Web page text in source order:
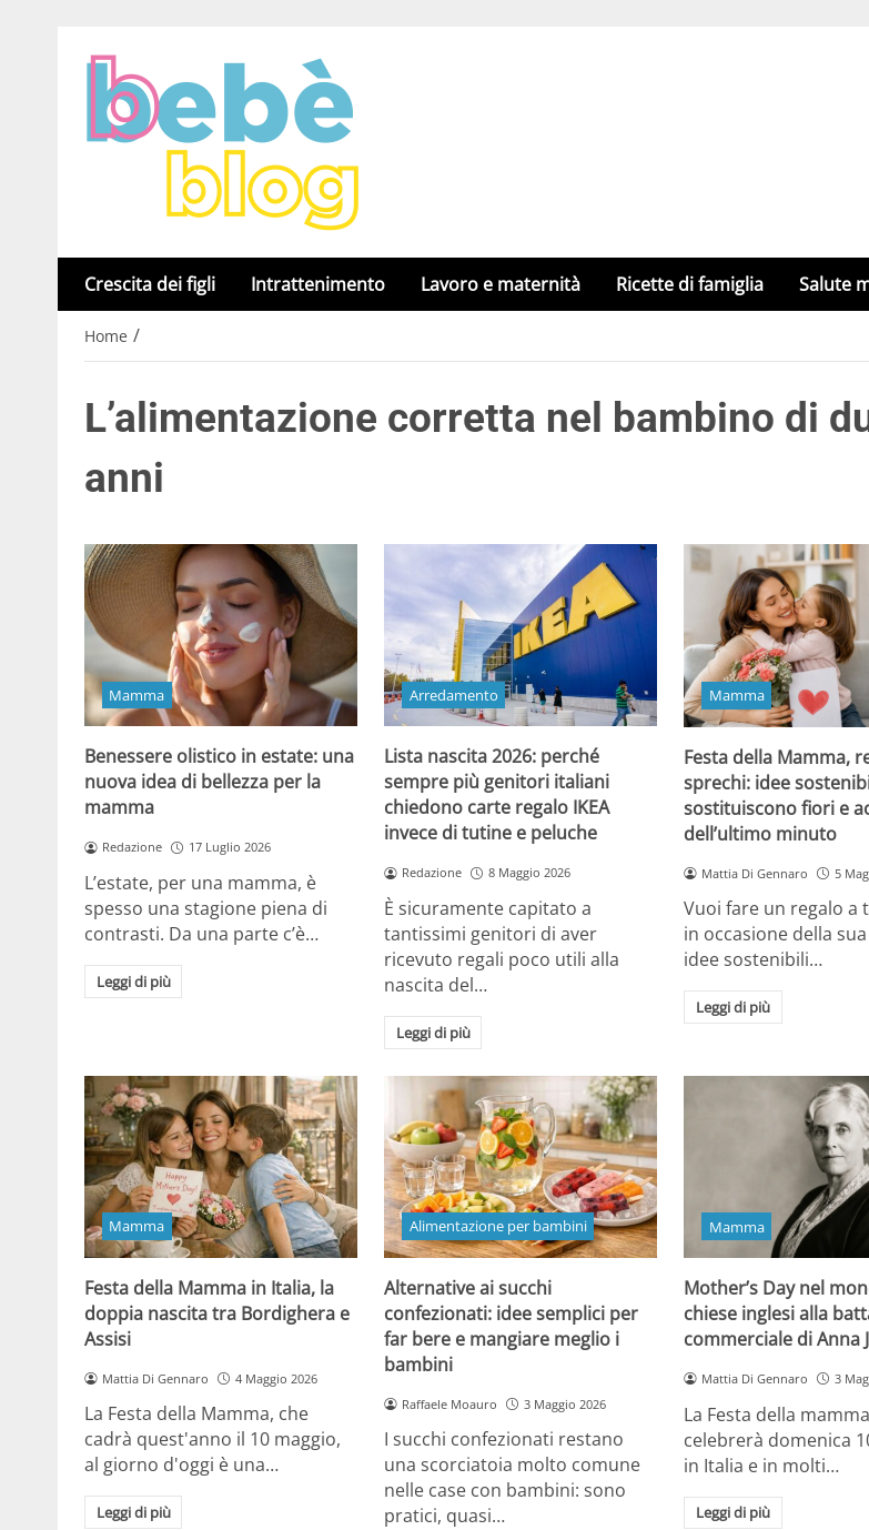
Crescita dei figli Intrattenimento Lavoro e maternità Ricette di famiglia Salute
Home /
L’alimentazione corretta nel bambino di
anni
Mamma
Benessere olistico in estate: una
nuova idea di bellezza per la
mamma
Redazione 17 Luglio 2026
L’estate, per una mamma, è
spesso una stagione piena di
contrasti. Da una parte c’è…
Leggi di più
Arredamento
Lista nascita 2026: perché
sempre più genitori italiani
chiedono carte regalo IKEA
invece di tutine e peluche
Redazione 8 Maggio 2026
È sicuramente capitato a
tantissimi genitori di aver
ricevuto regali poco utili alla
nascita del…
Leggi di più
Mamma
Festa della Mamma,
sprechi: idee
sostituiscono fiori e
dell’ultimo minuto
Mattia Di Gennaro 5
Vuoi fare un regalo a
in occasione della
idee sostenibili…
Leggi di più
Mamma
Festa della Mamma in Italia, la
doppia nascita tra Bordighera e
Assisi
Mattia Di Gennaro 4 Maggio 2026
La Festa della Mamma, che
cadrà quest'anno il 10 maggio,
al giorno d'oggi è una…
Leggi di più
Alimentazione per bambini
Alternative ai succhi
confezionati: idee semplici per
far bere e mangiare meglio i
bambini
Raffaele Moauro 3 Maggio 2026
I succhi confezionati restano
una scorciatoia molto comune
nelle case con bambini: sono
pratici, quasi…
Mamma
Mother’s Day nel
chiese inglesi alla
commerciale di Anna
Mattia Di Gennaro 3
La Festa della
celebrerà domenica
in Italia e in molti…
Leggi di più